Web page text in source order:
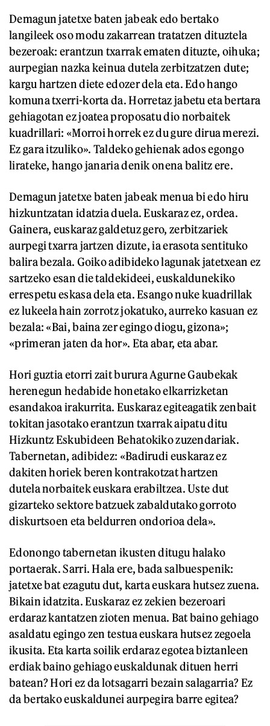
Demagun jatetxe baten jabeak edo bertako
langileek oso modu zakarrean tratatzen dituztela
bezeroak: erantzun txarrak ematen dituzte, oihuka;
aurpegian nazka keinua dutela zerbitzatzen dute;
kargu hartzen diete edozer dela eta. Edo hango
komuna txerri-korta da. Horretaz jabetu eta bertara
gehiagotan ez joatea proposatu dio norbaitek
kuadrillari: «Morroi horrek ez du gure dirua merezi.
Ez gara itzuliko». Taldeko gehienak ados egongo
lirateke, hango janaria denik onena balitz ere.
Demagun jatetxe baten jabeak menua bi edo hiru
hizkuntzatan idatzia duela. Euskaraz ez, ordea.
Gainera, euskaraz galdetuz gero, zerbitzariek
aurpegi txarra jartzen dizute, ia erasota sentituko
balira bezala. Goiko adibideko lagunak jatetxean ez
sartzeko esan die taldekideei, euskaldunekiko
errespetu eskasa dela eta. Esango nuke kuadrillak
ez lukeela hain zorrotz jokatuko, aurreko kasuan ez
bezala: «Bai, baina zer egingo diogu, gizona»;
«primeran jaten da hor». Eta abar, eta abar.
Hori guztia etorri zait burura Agurne Gaubekak
herenegun hedabide honetako elkarrizketan
esandakoa irakurrita. Euskaraz egiteagatik zenbait
tokitan jasotako erantzun txarrak aipatu ditu
Hizkuntz Eskubideen Behatokiko zuzendariak.
Tabernetan, adibidez: «Badirudi euskaraz ez
dakiten horiek beren kontrakotzat hartzen
dutela norbaitek euskara erabiltzea. Uste dut
gizarteko sektore batzuek zabaldutako gorroto
diskurtsoen eta beldurren ondorioa dela».
Edonongo tabernetan ikusten ditugu halako
portaerak. Sarri. Hala ere, bada salbuespenik:
jatetxe bat ezagutu dut, karta euskara hutsez zuena.
Bikain idatzita. Euskaraz ez zekien bezeroari
erdaraz kantatzen zioten menua. Bat baino gehiago
asaldatu egingo zen testua euskara hutsez zegoela
ikusita. Eta karta soilik erdaraz egotea biztanleen
erdiak baino gehiago euskaldunak dituen herri
batean? Hori ez da lotsagarri bezain salagarria? Ez
da bertako euskaldunei aurpegira barre egitea?